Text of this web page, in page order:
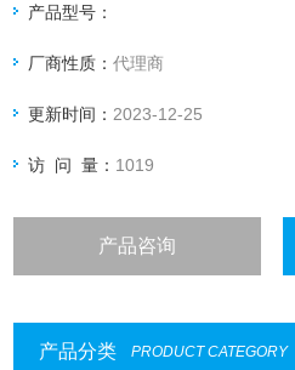
产品型号：
厂商性质：代理商
更新时间： 2023-12-25
访 问 量： 1019
产品咨询
产品分类 PRODUCT CATEGORY